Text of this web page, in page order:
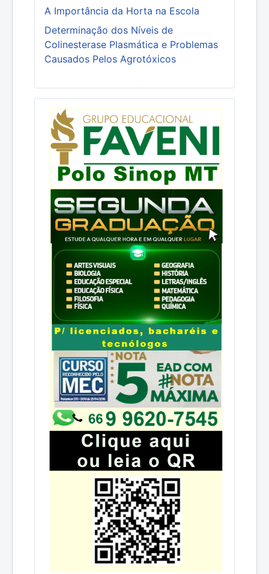
A Importância da Horta na Escola
Determinação dos Níveis de
Colinesterase Plasmática e Problemas
Causados Pelos Agrotóxicos